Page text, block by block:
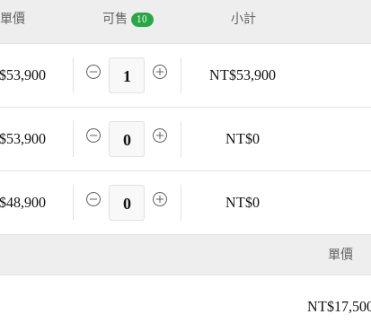
單價 可售 10 小計
1 NT$53,900
0 NT$0
0 NT$0
單價